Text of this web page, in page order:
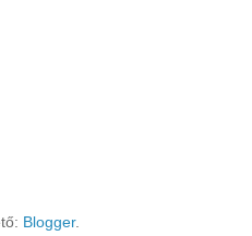
Blogger.